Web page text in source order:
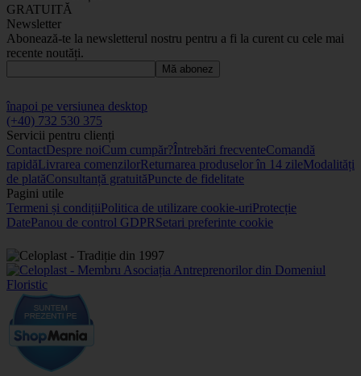
GRATUITĂ
Newsletter
Abonează-te la newsletterul nostru pentru a fi la curent cu cele mai
recente noutăți.
Mă abonez
înapoi pe versiunea desktop
(+40) 732 530 375
Servicii pentru clienți
ContactDespre noiCum cumpăr?Întrebări frecventeComandă
rapidăLivrarea comenzilorReturnarea produselor în 14 zileModalități
de platăConsultanță gratuităPuncte de fidelitate
Pagini utile
Termeni și condițiiPolitica de utilizare cookie-uriProtecție
DatePanou de control GDPRSetari preferinte cookie